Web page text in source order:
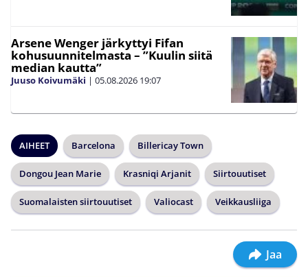
Arsene Wenger järkyttyi Fifan
kohusuunnitelmasta – ”Kuulin siitä
median kautta”
Juuso Koivumäki | 05.08.2026 19:07
AIHEET Barcelona Billericay Town
Dongou Jean Marie Krasniqi Arjanit Siirtouutiset
Suomalaisten siirtouutiset Valiocast Veikkausliiga
Jaa